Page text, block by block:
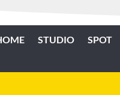
STUDIO SPOT